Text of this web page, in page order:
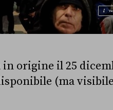
origine il 25
(ma visibile